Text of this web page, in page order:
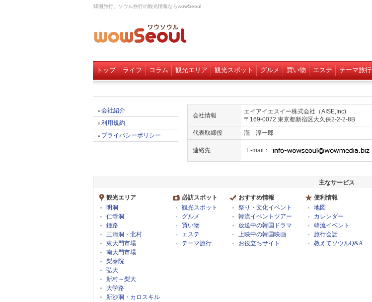
韓国旅行、ソウル旅行の観光情報ならwowSeoul
トップ ライフ コラム 観光エリア 観光スポット グルメ 買い物 エステ テーマ旅行
会社紹介
利用規約
プライバシーポリシー
会社情報
エイアイエスイー株式会社（AISE,Inc)
〒169-0072 東京都新宿区大久保2-2-2-8B
代表取締役
瀧 淳一郎
連絡先 E-mail：
主なサービス
観光エリア
明洞
仁寺洞
鍾路
三清洞・北村
東大門市場
南大門市場
梨泰院
弘大
新村～梨大
大学路
新沙洞・カロスキル
必訪スポット
観光スポット
グルメ
買い物
エステ
テーマ旅行
おすすめ情報
祭り・文化イベント
韓流イベントツアー
放送中の韓国ドラマ
上映中の韓国映画
お役立ちサイト
便利情報
地図
カレンダー
韓流イベント
旅行会話
教えてソウルQ&A